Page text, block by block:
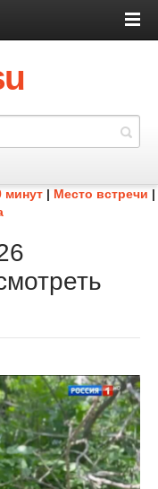
минут | Место встречи |